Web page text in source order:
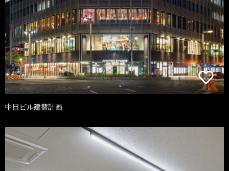
中日ビル建替計画